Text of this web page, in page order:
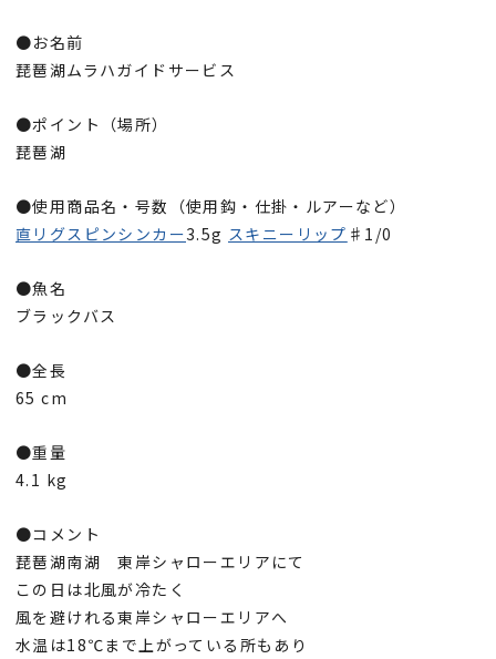
●お名前
琵琶湖ムラハガイドサービス
●ポイント（場所）
琵琶湖
●使用商品名・号数（使用鈎・仕掛・ルアーなど）
直リグスピンシンカー3.5g スキニーリップ ♯1/0
●魚名
ブラックバス
●全長
65 cm
●重量
4.1 kg
●コメント
琵琶湖南湖 東岸シャローエリアにて
この日は北風が冷たく
風を避けれる東岸シャローエリアへ
水温は18℃まで上がっている所もあり